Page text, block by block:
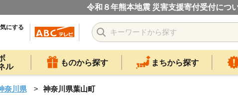
令和８年熊本地震 災害支援寄付受付につ
にする
ル
ものから探す まちから探す
奈川県 神奈川県葉山町